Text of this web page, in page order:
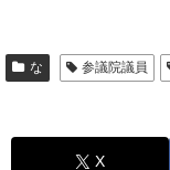
な 参議院議員
X